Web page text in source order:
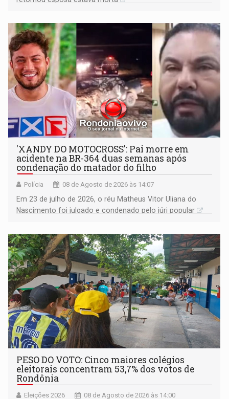
'XANDY DO MOTOCROSS': Pai morre em
acidente na BR-364 duas semanas após
condenação do matador do filho
Polícia 08 de Agosto de 2026 às 14:07
Em 23 de julho de 2026, o réu Matheus Vitor Uliana do
Nascimento foi julgado e condenado pelo júri popular
PESO DO VOTO: Cinco maiores colégios
eleitorais concentram 53,7% dos votos de
Rondônia
Eleições 2026 08 de Agosto de 2026 às 14:00